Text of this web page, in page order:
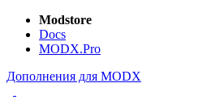
Modstore
Docs
MODX.Pro
Дополнения для MODX